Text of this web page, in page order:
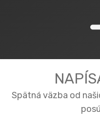
Spätná väzba od